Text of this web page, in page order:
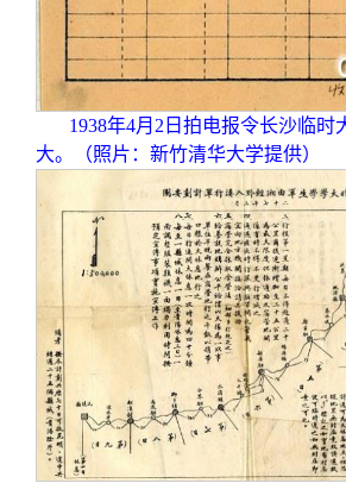
1938年4月2日拍电报令长沙临时
大。（照片：新竹清华大学提供）